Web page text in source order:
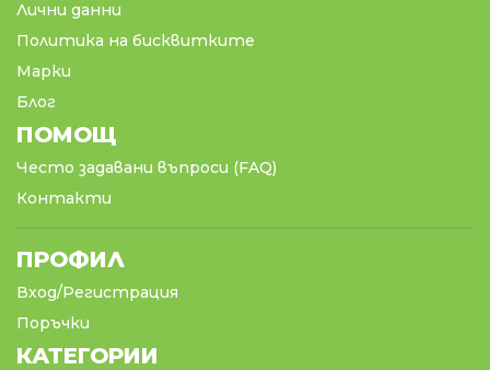
Лични данни
Политика на бисквитките
Марки
Блог
ПОМОЩ
Често задавани въпроси (FAQ)
Контакти
ПРОФИЛ
Вход/Регистрация
Поръчки
КАТЕГОРИИ